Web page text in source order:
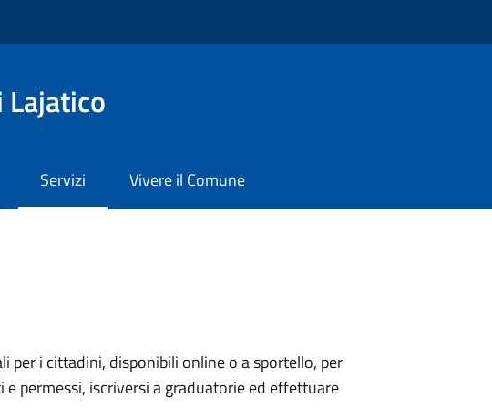
Lajatico
Servizi Vivere il Comune
per i cittadini, disponibili online o a sportello, per
permessi, iscriversi a graduatorie ed effettuare